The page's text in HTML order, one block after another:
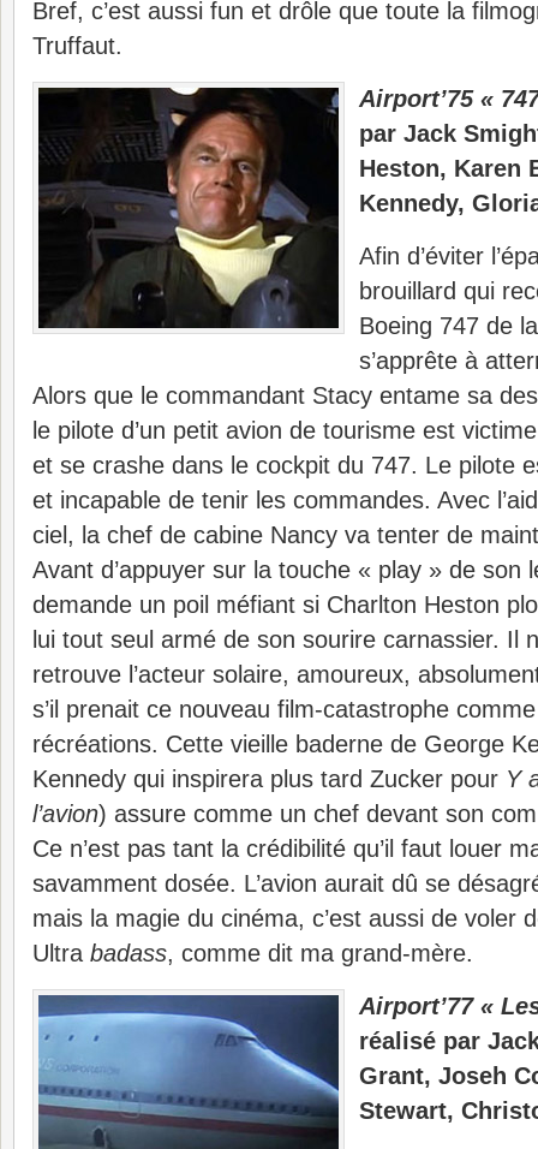
Bref, c’est aussi fun et drôle que toute la
Truffaut.
Airport’75 «
par Jack
Heston, Karen
Kennedy,
Afin d’éviter
brouillard qui
Boeing 747 de
s’apprête à
Alors que le commandant Stacy entame sa
le pilote d’un petit avion de tourisme est
et se crashe dans le cockpit du 747. Le pilote
et incapable de tenir les commandes. Avec
ciel, la chef de cabine Nancy va tenter de
Avant d’appuyer sur la touche « play » de son
demande un poil méfiant si Charlton Heston
lui tout seul armé de son sourire carnassier. Il
retrouve l’acteur solaire, amoureux,
s’il prenait ce nouveau film-catastrophe
récréations. Cette vieille baderne de George
Kennedy qui inspirera plus tard Zucker pour Y
l’avion) assure comme un chef devant son
Ce n’est pas tant la crédibilité qu’il faut louer
savamment dosée. L’avion aurait dû se
mais la magie du cinéma, c’est aussi de voler
Ultra badass, comme dit ma grand-mère.
Airport’77 «
réalisé par
Grant, Joseh
Stewart,